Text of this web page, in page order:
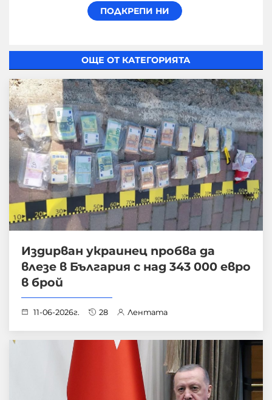
ОЩЕ ОТ КАТЕГОРИЯТА
Издирван украинец пробва да
влезе в България с над 343 000 евро
в брой
11-06-2026г. 28 Лентата